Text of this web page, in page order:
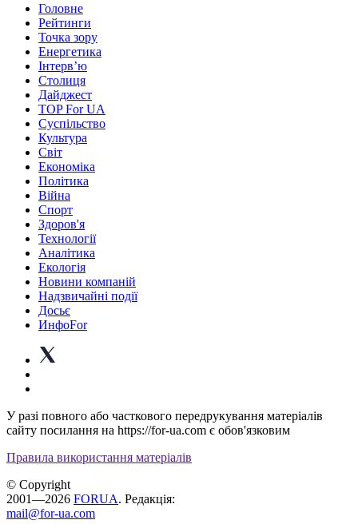
Головне
Рейтинги
Точка зору
Енергетика
Інтерв’ю
Столиця
Дайджест
TOP For UA
Суспiльство
Культура
Світ
Економіка
Політика
Війна
Спорт
Здоров'я
Технології
Аналітика
Екологія
Новини компаній
Надзвичайні події
Досьє
ИнфоFor
У разі повного або часткового передрукування матеріалів
сайту посилання на https://for-ua.com є обов'язковим
Правила використання матеріалів
© Copyright
2001—2026 FORUA. Редакція:
mail@for-ua.com